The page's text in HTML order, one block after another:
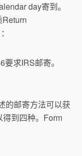
day寄到。
求IRS邮寄。
的邮寄方法可以获
到四种。Form